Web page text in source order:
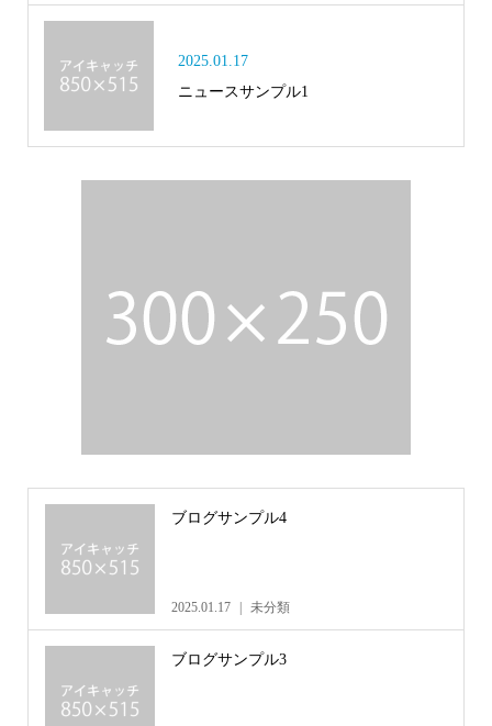
2025.01.17
ニュースサンプル1
ブログサンプル4
2025.01.17 未分類
ブログサンプル3